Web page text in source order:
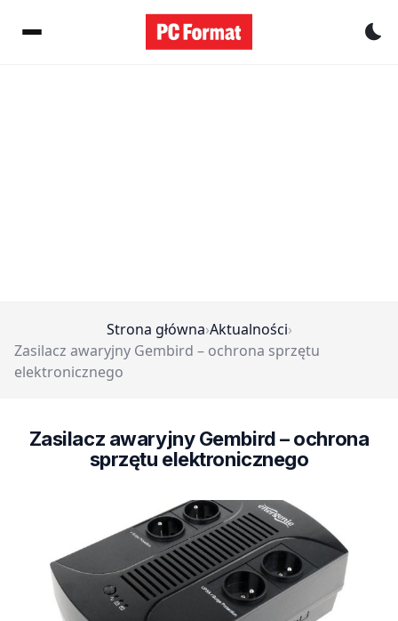
Strona główna›Aktualności›
Zasilacz awaryjny Gembird – ochrona sprzętu
elektronicznego
Zasilacz awaryjny Gembird – ochrona
sprzętu elektronicznego